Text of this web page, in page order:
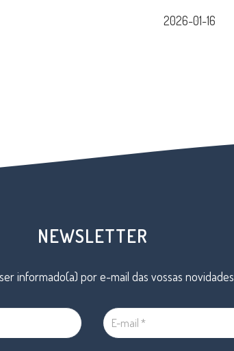
2026-01-16
NEWSLETTER
informado(a) por e-mail das vossas novidades